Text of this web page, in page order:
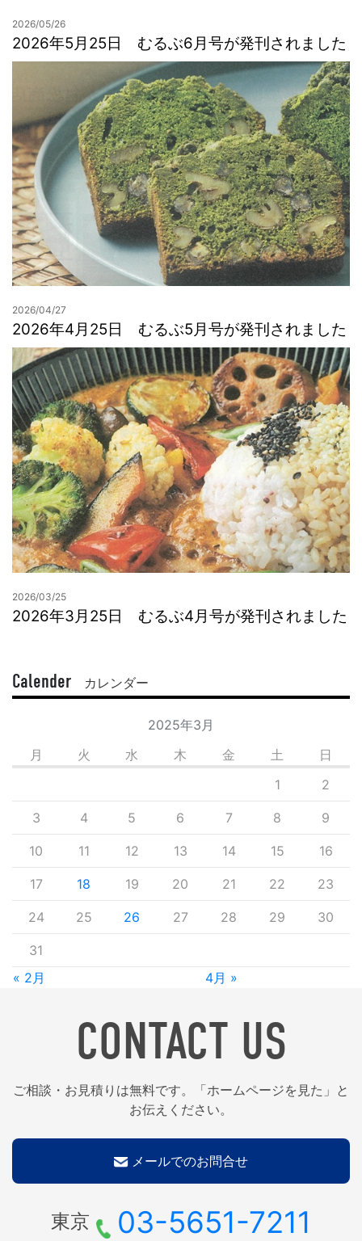
2026/05/26
2026年5月25日 むるぶ6月号が発刊されました
2026/04/27
2026年4月25日 むるぶ5月号が発刊されました
2026/03/25
2026年3月25日 むるぶ4月号が発刊されました
Calender カレンダー
2025年3月
月
火 水 木 金 土 日
« 2月 4月 »
1 2
3 4 5 6 7 8 9
10 11 12 13 14 15 16
17 18 19 20 21 22 23
24 25 26 27 28 29 30
31
CONTACT US
ご相談・お見積りは無料です。「ホームページを見た」と
お伝えください。
メールでのお問合せ
東京 03-5651-7211